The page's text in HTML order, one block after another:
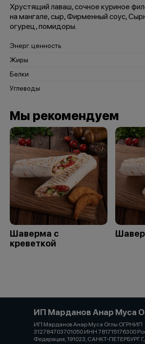
Хрустящий лаваш, сочное куриное
на мангале, сыр, Фирменный соус,
огурец, помидоры.
Энерг. ценность
Жиры
Белки
Углеводы
Мы рекомендуем
Шаверма с
креветкой
ИП Марданов Анар Муса
ИП Марданов Анар Муса Оглы ОГРНИП
312784703701050 ИНН 781715176300
Федерация, 191023, САНКТ-ПЕТЕРБУРГ